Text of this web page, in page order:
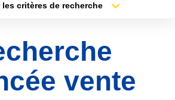
ACTUALITÉS
CONTACT
les critères de recherche
Surface min
Plus de critères
vente